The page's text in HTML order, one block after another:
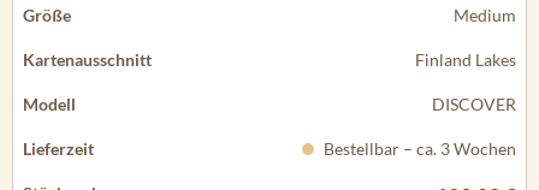
Medium
Finland Lakes
DISCOVER
Bestellbar – ca. 3 Wochen